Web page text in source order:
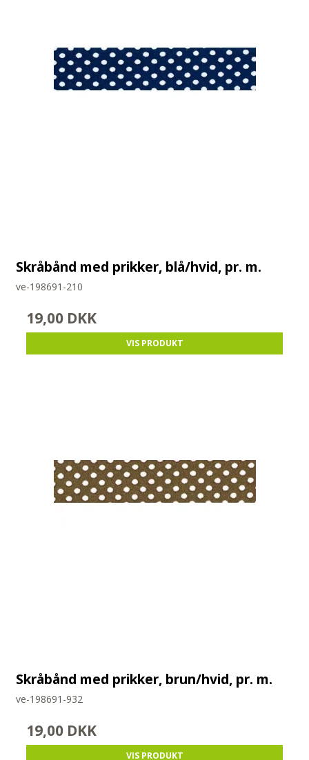
Skråbånd med prikker, blå/hvid, pr. m.
ve-198691-210
19,00 DKK
VIS PRODUKT
Skråbånd med prikker, brun/hvid, pr. m.
ve-198691-932
19,00 DKK
VIS PRODUKT